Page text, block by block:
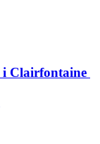
Clairfontaine